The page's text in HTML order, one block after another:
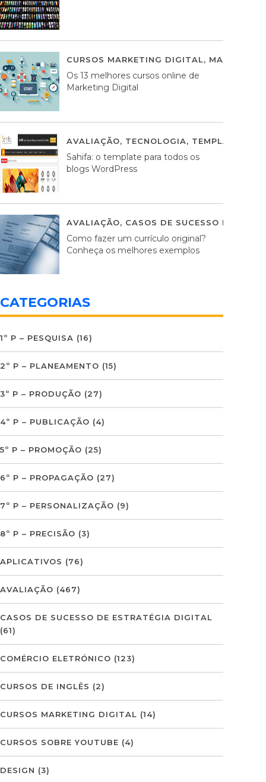
CURSOS MARKETING DIGITAL,
Os 13 melhores cursos online de
Marketing Digital
AVALIAÇÃO, TECNOLOGIA, TEMPLATES
Sahifa: o template para todos os
blogs WordPress
AVALIAÇÃO, CASOS DE SUCESSO DE
Como fazer um currículo original?
Conheça os melhores exemplos
CATEGORIAS
1º P – PESQUISA (16)
2º P – PLANEAMENTO (15)
3º P – PRODUÇÃO (27)
4º P – PUBLICAÇÃO (4)
5º P – PROMOÇÃO (25)
6º P – PROPAGAÇÃO (27)
7º P – PERSONALIZAÇÃO (9)
8º P – PRECISÃO (3)
APLICATIVOS (76)
AVALIAÇÃO (467)
CASOS DE SUCESSO DE ESTRATÉGIA DIGITAL
(61)
COMÉRCIO ELETRÓNICO (123)
CURSOS DE INGLÊS (2)
CURSOS MARKETING DIGITAL (14)
CURSOS SOBRE YOUTUBE (4)
DESIGN (3)